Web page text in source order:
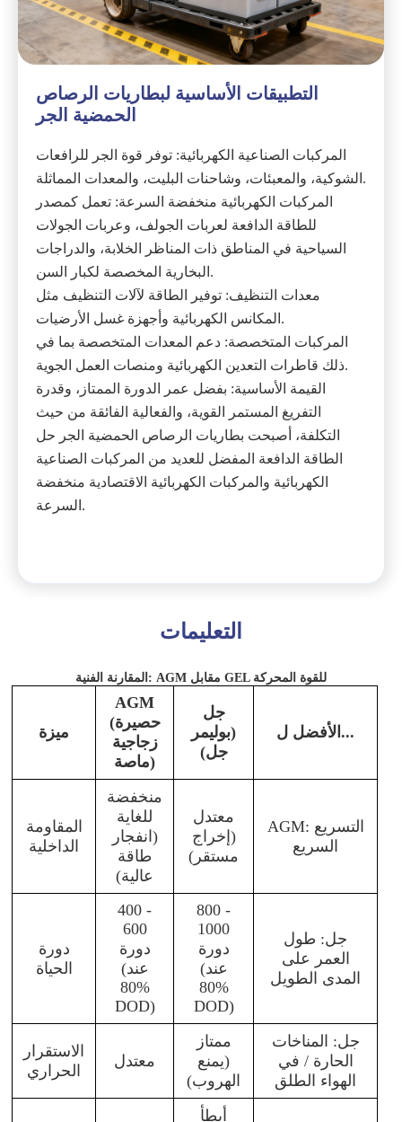
التطبيقات الأساسية لبطاريات الرصاص
الحمضية الجر
المركبات الصناعية الكهربائية: توفر قوة الجر للرافعات
الشوكية، والمعبئات، وشاحنات البليت، والمعدات المماثلة.
المركبات الكهربائية منخفضة السرعة: تعمل كمصدر
للطاقة الدافعة لعربات الجولف، وعربات الجولات
السياحية في المناطق ذات المناظر الخلابة، والدراجات
البخارية المخصصة لكبار السن.
معدات التنظيف: توفير الطاقة لآلات التنظيف مثل
المكانس الكهربائية وأجهزة غسل الأرضيات.
المركبات المتخصصة: دعم المعدات المتخصصة بما في
ذلك قاطرات التعدين الكهربائية ومنصات العمل الجوية.
القيمة الأساسية: بفضل عمر الدورة الممتاز، وقدرة
التفريغ المستمر القوية، والفعالية الفائقة من حيث
التكلفة، أصبحت بطاريات الرصاص الحمضية الجر حل
الطاقة الدافعة المفضل للعديد من المركبات الصناعية
الكهربائية والمركبات الكهربائية الاقتصادية منخفضة
السرعة.
التعليمات
المقارنة الفنية: AGM مقابل GEL للقوة المحركة
ميزة
AGM
(حصيرة
زجاجية
ماصة)
جل
(بوليمر
جل)
الأفضل ل...
المقاومة
الداخلية
منخفضة
للغاية
(انفجار
طاقة
عالية)
معتدل
(إخراج
مستقر)
AGM: التسريع
السريع
دورة
الحياة
400 -
600
دورة
(عند
80%
DOD)
800 -
1000
دورة
(عند
80%
DOD)
جل: طول
العمر على
المدى الطويل
الاستقرار
الحراري
معتدل
ممتاز
(يمنع
الهروب)
جل: المناخات
الحارة / في
الهواء الطلق
أبطأ